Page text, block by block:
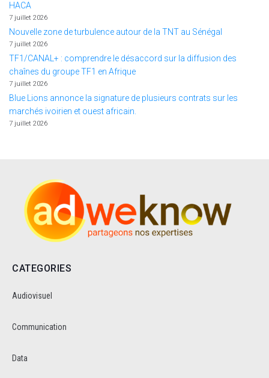
HACA
7 juillet 2026
Nouvelle zone de turbulence autour de la TNT au Sénégal
7 juillet 2026
TF1/CANAL+ : comprendre le désaccord sur la diffusion des
chaînes du groupe TF1 en Afrique
7 juillet 2026
Blue Lions annonce la signature de plusieurs contrats sur les
marchés ivoirien et ouest africain.
7 juillet 2026
CATEGORIES
Audiovisuel
Communication
Data